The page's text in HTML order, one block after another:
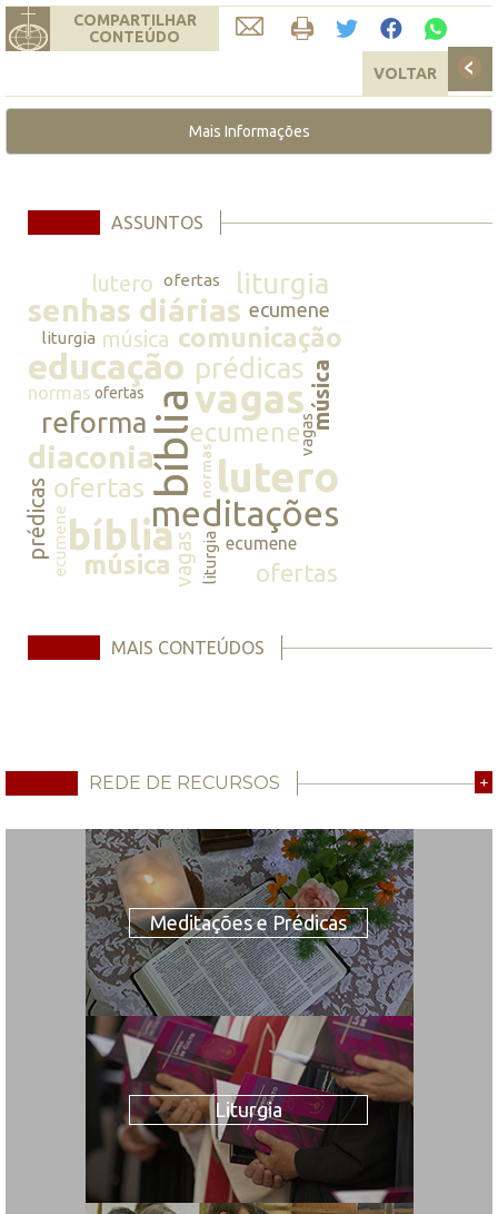
COMPARTILHAR
CONTEÚDO
VOLTAR
Mais Informações
ASSUNTOS
lutero ofertas liturgia
senhas diárias ecumene
liturgia música comunicação
educação prédicasmúsica
normas ofertasbíbliavagas
reforma
diaconia
ecumenevagas
prédicas ofertas normaslutero
meditações
ecumenebíblia
músicavagasliturgia ecumene
ofertas
MAIS CONTEÚDOS
REDE DE RECURSOS +
Meditações e Prédicas
Liturgia